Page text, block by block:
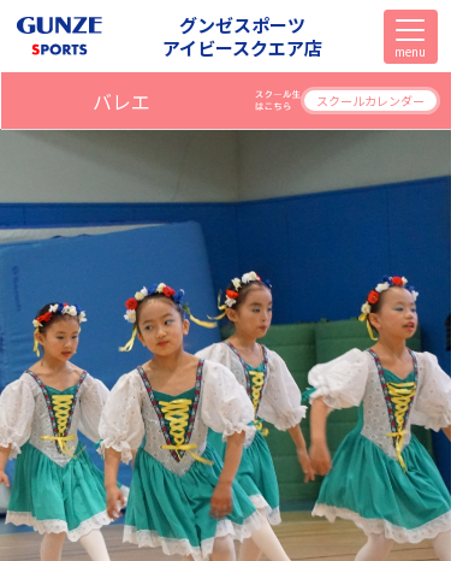
グンゼスポーツ
アイビースクエア店
menu
バレエ スクールカレンダー